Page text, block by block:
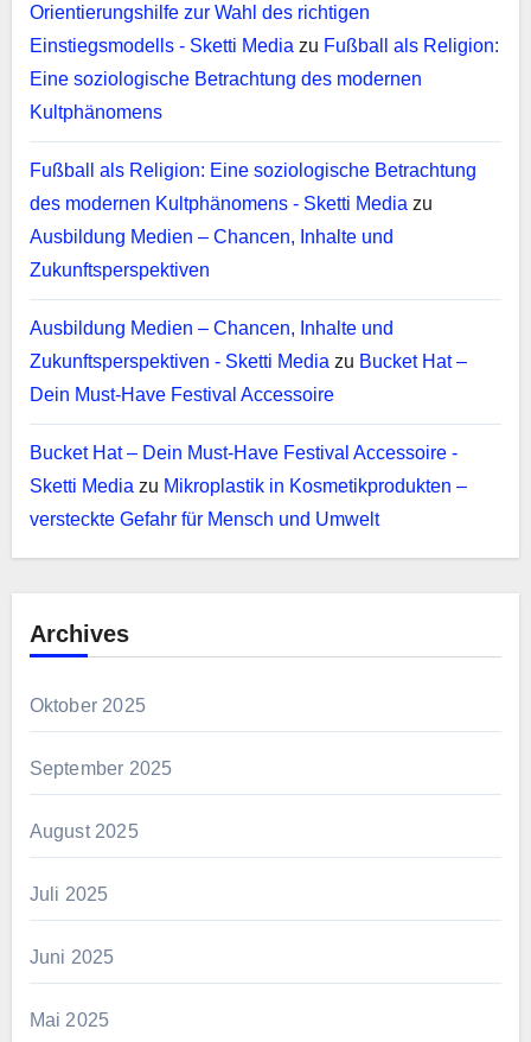
Orientierungshilfe zur Wahl des richtigen
Einstiegsmodells - Sketti Media zu Fußball als Religion:
Eine soziologische Betrachtung des modernen
Kultphänomens
Fußball als Religion: Eine soziologische Betrachtung
des modernen Kultphänomens - Sketti Media zu
Ausbildung Medien – Chancen, Inhalte und
Zukunftsperspektiven
Ausbildung Medien – Chancen, Inhalte und
Zukunftsperspektiven - Sketti Media zu Bucket Hat –
Dein Must-Have Festival Accessoire
Bucket Hat – Dein Must-Have Festival Accessoire -
Sketti Media zu Mikroplastik in Kosmetikprodukten –
versteckte Gefahr für Mensch und Umwelt
Archives
Oktober 2025
September 2025
August 2025
Juli 2025
Juni 2025
Mai 2025